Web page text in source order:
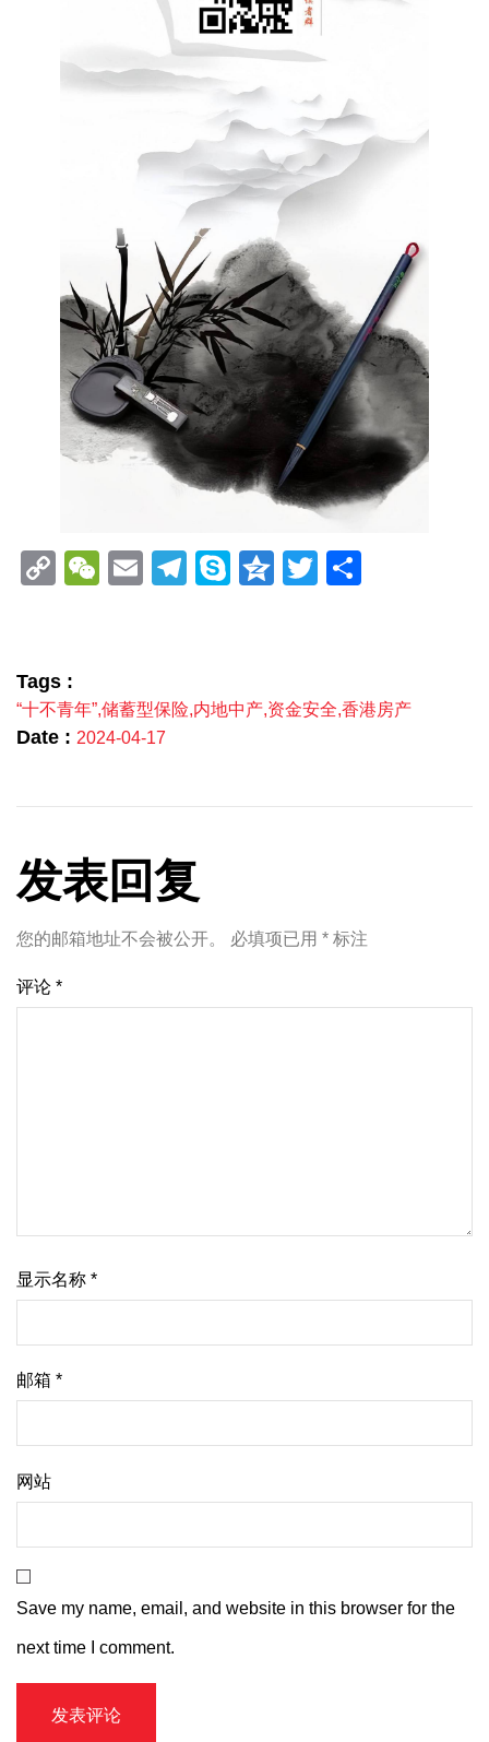
CopyWeChat
EmailTelegram
SkypeQzoneTwitter
Tags :
“十不青年”,储蓄型保险,内地中产,资金安全,香港房产
Date : 2024-04-17
发表回复
您的邮箱地址不会被公开。 必填项已用 * 标注
评论 *
显示名称 *
邮箱 *
网站
Save my name, email, and website in this browser for the
next time I comment.